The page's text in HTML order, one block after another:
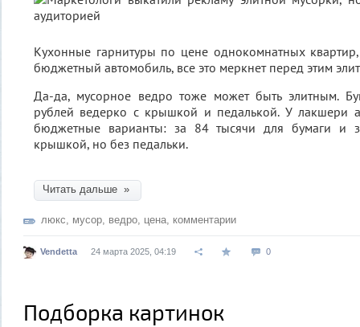
Кухонные гарнитуры по цене однокомнатных
бюджетный автомобиль, все это меркнет перед этим
Да-да, мусорное ведро тоже может быть элитным.
рублей ведерко с крышкой и педалькой. У лакшери
бюджетные варианты: за 84 тысячи для бумаги и
крышкой, но без педальки.
Читать дальше »
люкс мусор ведро цена комментарии
Vendetta 24 марта 2025, 04:19 0
Подборка картинок